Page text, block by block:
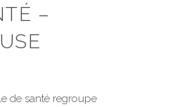
–
de santé regroupe